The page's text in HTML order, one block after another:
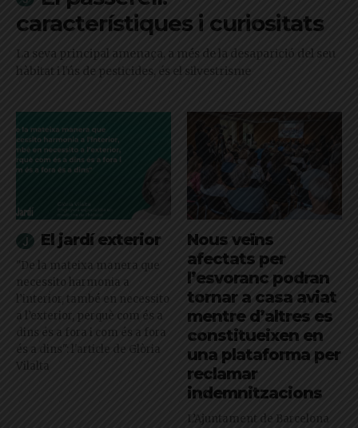
característiques i curiositats
La seva principal amenaça, a més de la desaparició del seu
hàbitat i l'ús de pesticides, és el silvestrisme
El jardí exterior
"De la mateixa manera que
necessito harmonia a
l’interior, també en necessito
a l’exterior, perquè com és a
dins és a fora i com és a fora
és a dins": l'article de Glòria
Vilalta
Nous veïns
afectats per
l’esvoranc podran
tornar a casa aviat
mentre d’altres es
constitueixen en
una plataforma per
reclamar
indemnitzacions
L’Ajuntament de Barcelona